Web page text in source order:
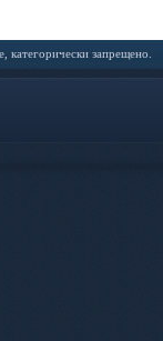
категорически запрещено.